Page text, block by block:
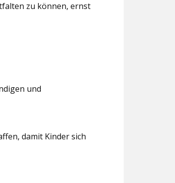
zu können, ernst
und
damit Kinder sich